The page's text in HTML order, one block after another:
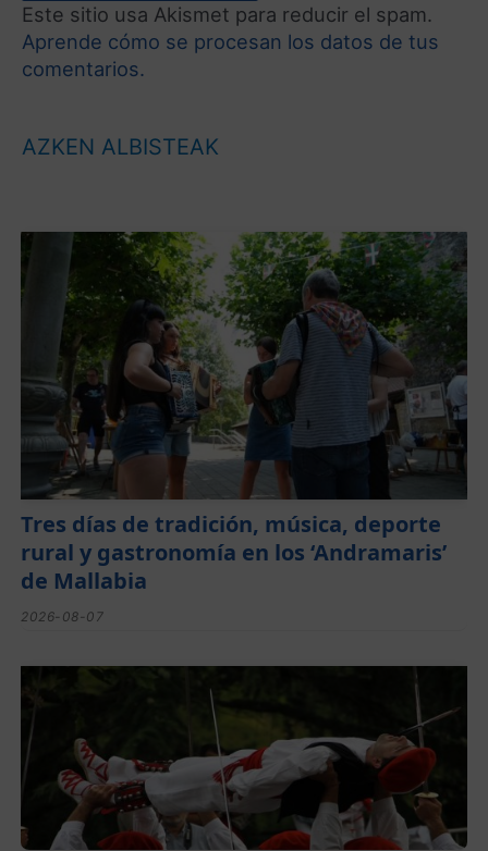
Este sitio usa Akismet para reducir el spam.
Aprende cómo se procesan los datos de tus
comentarios.
AZKEN ALBISTEAK
Tres días de tradición, música, deporte
rural y gastronomía en los ‘Andramaris’
de Mallabia
2026-08-07
Lorentzo Deunaren jaiak domekan
hasiko dira Montorran eta Berrizen
2026-08-05